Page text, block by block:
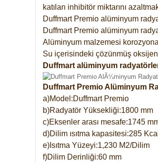
katılan inhibitör miktarını
Duffmart Premio alüminyum
Duffmart Premio alüminyum
Alüminyum malzemesi
Su içerisindeki çözünmüş
Duffmart alüminyum
Duffmart Premio Alüminyum
a)Model:Duffmart Premio
b)Radyatör Yüksekliği:1800 mm
c)Eksenler arası mesafe:1745
d)Dilim ısıtma kapasitesi:285 Kcall
e)Isıtma Yüzeyi:1,230 M2/Dilim
f)Dilim Derinliği:60 mm